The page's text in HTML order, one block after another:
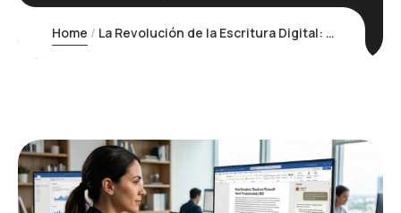
Home La Revolución de la Escritura Digital: Por Qué Claude en Microsoft Word Supera a sus Competidores